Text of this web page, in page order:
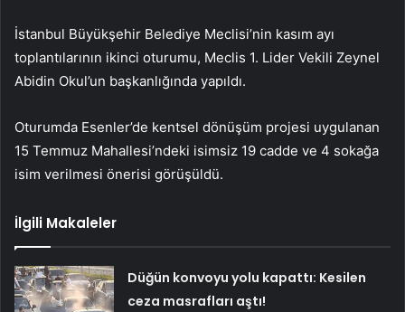
İstanbul Büyükşehir Belediye Meclisi’nin kasım ayı
toplantılarının ikinci oturumu, Meclis 1. Lider Vekili Zeynel
Abidin Okul’un başkanlığında yapıldı.
Oturumda Esenler’de kentsel dönüşüm projesi uygulanan
15 Temmuz Mahallesi’ndeki isimsiz 19 cadde ve 4 sokağa
isim verilmesi önerisi görüşüldü.
İlgili Makaleler
Düğün konvoyu yolu kapattı: Kesilen
ceza masrafları aştı!